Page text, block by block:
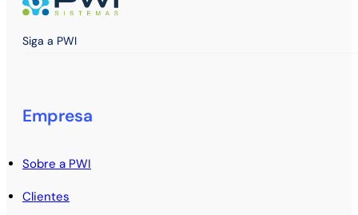
Siga a PWI
Empresa
Sobre a PWI
Clientes